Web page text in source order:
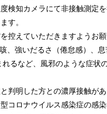
検知カメラにて非接触測定
す。
控えていただきますようお願
、強いだるさ（倦怠感）、
るなど、風邪のような症
判明した方との濃厚接触が
コロナウイルス感染症の感